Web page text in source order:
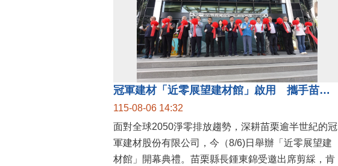
冠軍建材「近零展望建材館」啟用 攜手苗栗邁向低碳建築新未來
115-08-06 14:32
面對全球2050淨零排放趨勢，深耕苗栗逾半世紀的冠
軍建材股份有限公司，今（8/6)日舉辦「近零展望建
材館」開幕典禮。苗栗縣長鍾東錦受邀出席剪綵，肯